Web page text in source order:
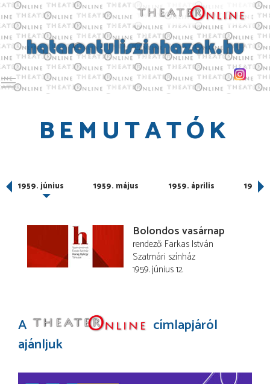
Toggle main menu visibility
BEMUTATÓK
1959. június 1959. május 1959. április 1959.
Bolondos vasárnap
rendező Farkas István
Szatmári színház
1959. június 12.
A
címlapjáról
ajánljuk